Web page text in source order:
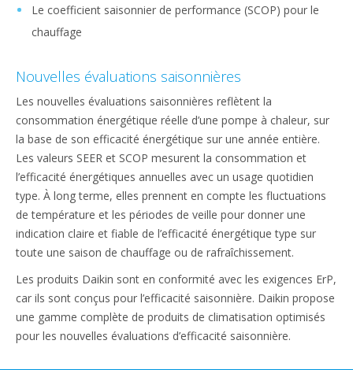
Le coefficient saisonnier de performance (SCOP) pour le
chauffage
Nouvelles évaluations saisonnières
Les nouvelles évaluations saisonnières reflètent la
consommation énergétique réelle d’une pompe à chaleur, sur
la base de son efficacité énergétique sur une année entière.
Les valeurs SEER et SCOP mesurent la consommation et
l’efficacité énergétiques annuelles avec un usage quotidien
type. À long terme, elles prennent en compte les fluctuations
de température et les périodes de veille pour donner une
indication claire et fiable de l’efficacité énergétique type sur
toute une saison de chauffage ou de rafraîchissement.
Les produits Daikin sont en conformité avec les exigences ErP,
car ils sont conçus pour l’efficacité saisonnière. Daikin propose
une gamme complète de produits de climatisation optimisés
pour les nouvelles évaluations d’efficacité saisonnière.